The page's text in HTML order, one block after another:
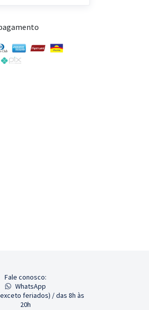
Fale conosco:
WhatsApp
feriados) / das 8h às
20h